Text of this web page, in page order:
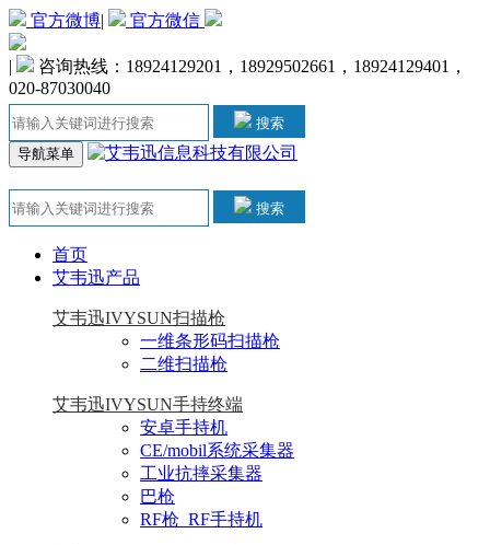
官方微博| 官方微信
|
咨询热线：18924129201，18929502661，18924129401，
020-87030040
搜索
导航菜单
搜索
首页
艾韦迅产品
艾韦迅IVYSUN扫描枪
一维条形码扫描枪
二维扫描枪
艾韦迅IVYSUN手持终端
安卓手持机
CE/mobil系统采集器
工业抗摔采集器
巴枪
RF枪_RF手持机